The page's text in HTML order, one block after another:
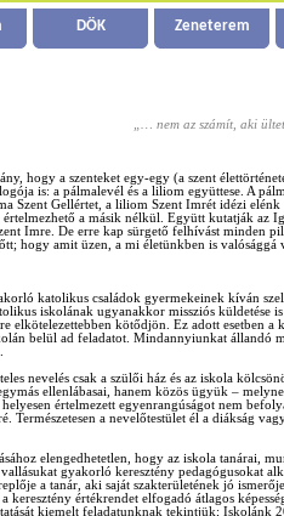
DÖK Zeneterem
„… nem az számít, aki
hogy a szenteket egy-egy (a szent
is: a pálmalevél és a liliom együttese. A
Szent Gellértet, a liliom Szent Imrét idézi
a másik nélkül. Együtt kutatják az
Imre. De erre kap sürgető felhívást minden
hogy amit üzen, a mi életünkben is valósággá
katolikus családok gyermekeinek kíván
iskolának ugyanakkor missziós küldetése
elkötelezettebben kötődjön. Ez adott esetben a
belül ad feladatot. Mindannyiunkat állandó
nevelés csak a szülői ház és az iskola
ellenlábasai, hanem közös ügyük –
értelmezett egyenrangúságot nem
Természetesen a nevelőtestület él a diákság
elengedhetetlen, hogy az iskola tanárai,
gyakorló keresztény pedagógusokat
a tanár, aki saját szakterületének jó
keresztény értékrendet elfogadó átlagos
kiemelt feladatunknak tekintjük; Iskolánk